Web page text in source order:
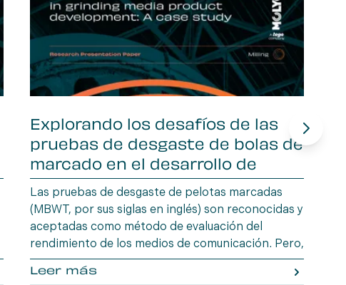
Explorando los desafíos de las
pruebas de desgaste de bolas de
marcado en el desarrollo de
productos
Las pruebas de desgaste de pelotas marcadas
(MBWT, por sus siglas en inglés) son reconocidas y
aceptadas como método de evaluación del
rendimiento de los medios de comunicación. Pero,
¿son adecuadas para proyectos de desarrollo de
nuevos productos (NPD, por sus siglas en inglés)?
Leer más